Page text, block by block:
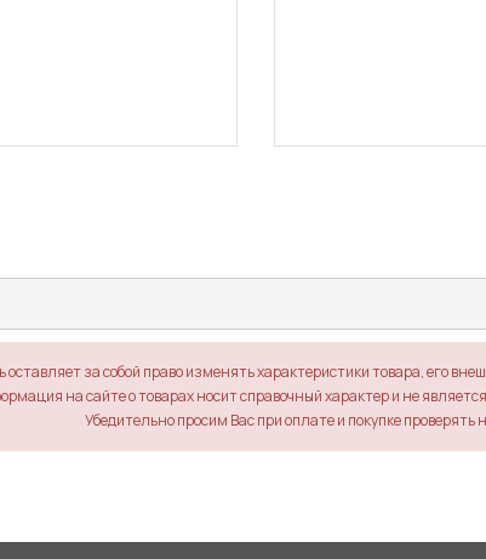
оставляет за собой право изменять характеристики товара, его
на сайте о товарах носит справочный характер и не
Убедительно просим Вас при оплате и покупке